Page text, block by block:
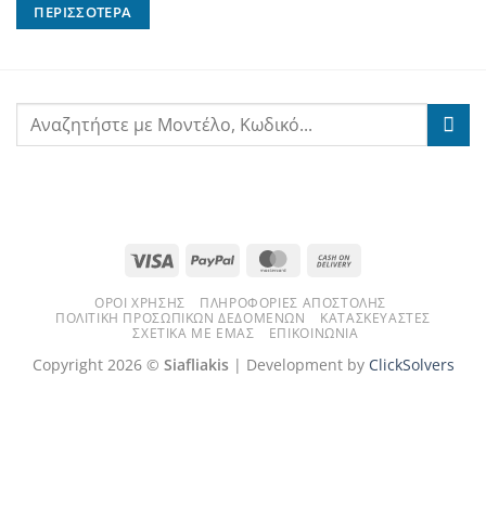
ΠΕΡΙΣΣΌΤΕΡΑ
Visa PayPal MasterCard
Delivery
ΌΡΟΙ ΧΡΉΣΗΣ
ΠΛΗΡΟΦΟΡΊΕΣ ΑΠΟΣΤΟΛΉΣ
ΠΟΛΙΤΙΚΉ ΠΡΟΣΩΠΙΚΏΝ ΔΕΔΟΜΈΝΩΝ
ΚΑΤΑΣΚΕΥΑΣΤΈΣ
ΣΧΕΤΙΚΆ ΜΕ ΕΜΆΣ
ΕΠΙΚΟΙΝΩΝΊΑ
Copyright 2026 © Siafliakis| Development by ClickSolvers